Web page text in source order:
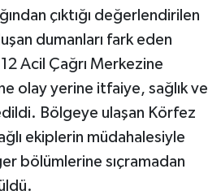
çıktığı değerlendirilen
dumanları fark eden
Acil Çağrı Merkezine
olay yerine itfaiye, sağlık ve
Bölgeye ulaşan Körfez
ekiplerin müdahalesiyle
bölümlerine sıçramadan